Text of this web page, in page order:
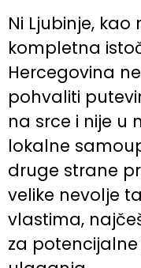
Ni Ljubinje, kao
kompletna
Hercegovina
pohvaliti
na srce i nije u
lokalne
druge strane
velike nevolje
vlastima,
za